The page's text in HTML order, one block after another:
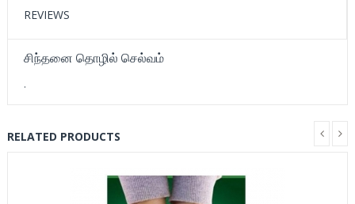
REVIEWS
சிந்தனை தொழில் செல்வம்
.
RELATED PRODUCTS